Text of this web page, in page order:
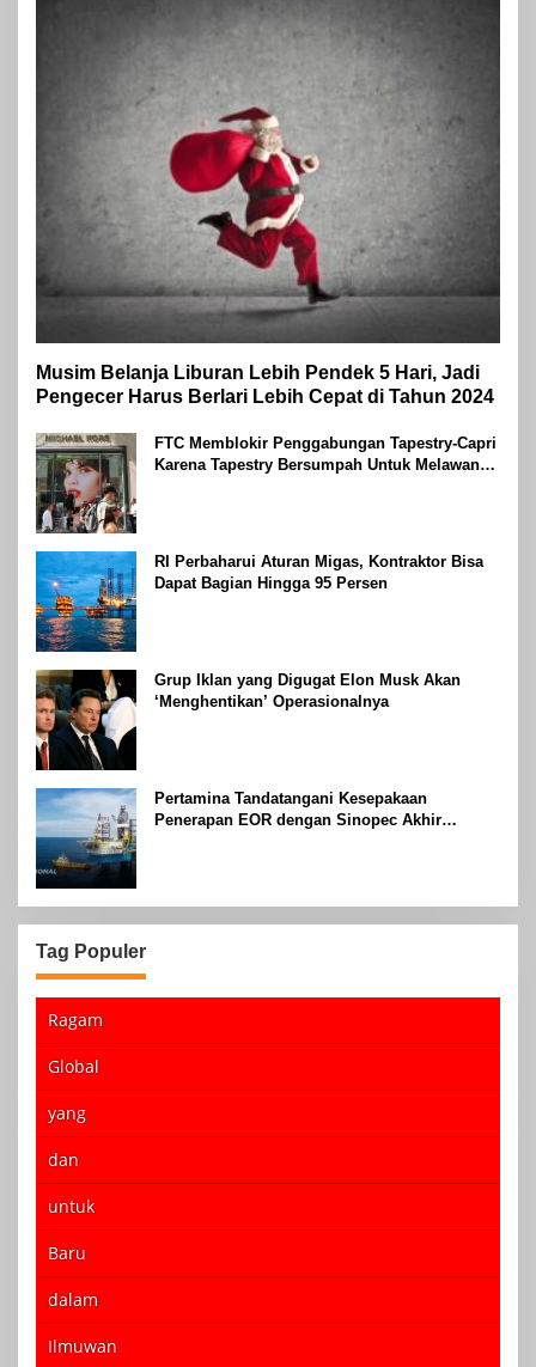
Musim Belanja Liburan Lebih Pendek 5 Hari, Jadi
Pengecer Harus Berlari Lebih Cepat di Tahun 2024
FTC Memblokir Penggabungan Tapestry-Capri
Karena Tapestry Bersumpah Untuk Melawan
RI Perbaharui Aturan Migas, Kontraktor Bisa
Dapat Bagian Hingga 95 Persen
Grup Iklan yang Digugat Elon Musk Akan
‘Menghentikan’ Operasionalnya
Pertamina Tandatangani Kesepakaan
Penerapan EOR dengan Sinopec Akhir
Tag Populer
Ragam
Global
yang
dan
untuk
Baru
dalam
Ilmuwan